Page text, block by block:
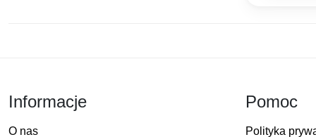
Informacje
O nas
Pomoc
Polityka